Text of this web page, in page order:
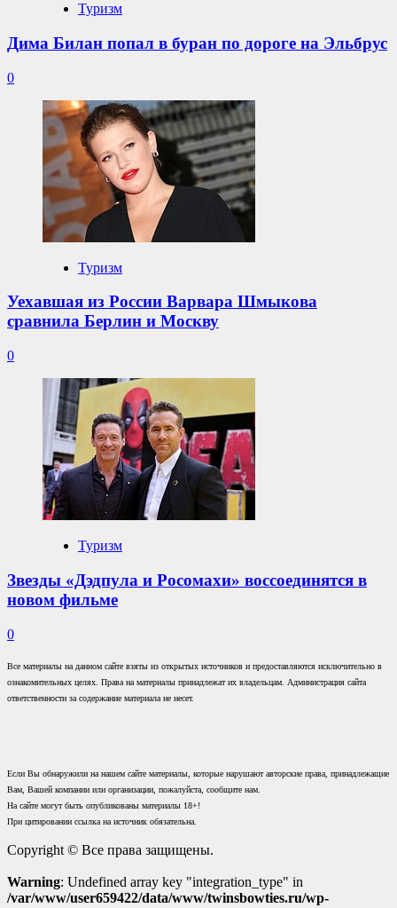
Туризм
Дима Билан попал в буран по дороге на Эльбрус
0
Туризм
Уехавшая из России Варвара Шмыкова
сравнила Берлин и Москву
0
Туризм
Звезды «Дэдпула и Росомахи» воссоединятся в
новом фильме
0
Все материалы на данном сайте взяты из открытых источников и предоставляются исключительно в
ознакомительных целях. Права на материалы принадлежат их владельцам. Администрация сайта
ответственности за содержание материала не несет.
Если Вы обнаружили на нашем сайте материалы, которые нарушают авторские права, принадлежащие
Вам, Вашей компании или организации, пожалуйста, сообщите нам.
На сайте могут быть опубликованы материалы 18+!
При цитировании ссылка на источник обязательна.
Copyright © Все права защищены.
Warning: Undefined array key "integration_type" in
/var/www/user659422/data/www/twinsbowties.ru/wp-